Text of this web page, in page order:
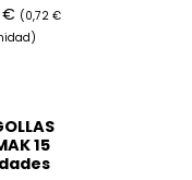
€ (0,72 €
15